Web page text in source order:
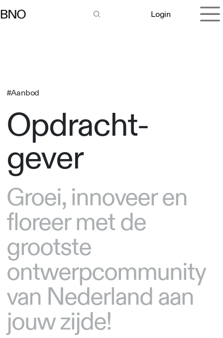
Login
#Aanbod
Opdracht-
gever
Groei, innoveer en
floreer met de
grootste
ontwerpcommunity
van Nederland aan
jouw zijde!